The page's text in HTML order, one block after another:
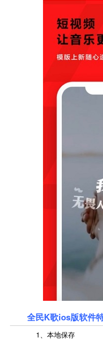
全民K歌ios版软件
1、本地保存